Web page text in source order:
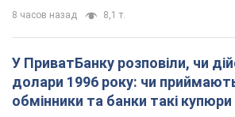
8 часов назад 8,1 т.
У ПриватБанку розповіли, чи
долари 1996 року: чи
обмінники та банки такі купюри